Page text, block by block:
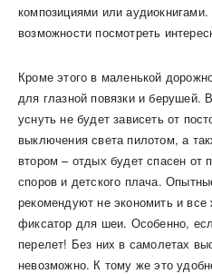
композициями или
возможности посмотреть
Кроме этого в маленькой
для глазной повязки и берушей.
уснуть не будет зависеть от
выключения света пилотом, а
втором – отдых будет спасен от
споров и детского плача.
рекомендуют не экономить и
фиксатор для шеи. Особенно,
перелет! Без них в самолетах
невозможно. К тому же это